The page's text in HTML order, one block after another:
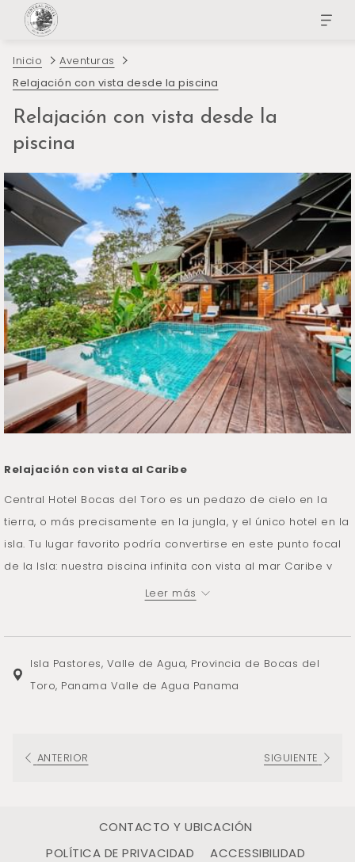
Inicio
Aventuras
Relajación con vista desde la piscina
Relajación con vista desde la
piscina
Relajación con vista al Caribe
Central Hotel Bocas del Toro es un pedazo de cielo en la
tierra, o más precisamente en la jungla, y el único hotel en la
isla. Tu lugar favorito podría convertirse en este punto focal
de la Isla: nuestra piscina infinita con vista al mar Caribe y
¡Sin embargo, es una actividad por derecho propio cuando
tienes esta vista panorámica!
Después de una caminata por la jungla, una excursión por
Nuestra piscina infinita con vista a la bahía del Caribe no te
Leer más
Isla Pastores, Valle de Agua, Provincia de Bocas del
Toro, Panama Valle de Agua Panama
ANTERIOR SIGUIENTE
CONTACTO Y UBICACIÓN
POLÍTICA DE PRIVACIDAD
ACCESSIBILIDAD